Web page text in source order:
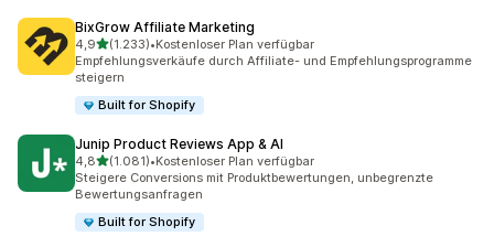
BixGrow Affiliate Marketing
4,9von 5 Sternen
(1.233)
1233 Rezensionen insgesamt
•Kostenloser Plan verfügbar
Empfehlungsverkäufe durch Affiliate- und Empfehlungsprogramme
steigern
Built for Shopify
Junip Product Reviews App & AI
4,8von 5 Sternen
(1.081)
1081 Rezensionen insgesamt
•Kostenloser Plan verfügbar
Steigere Conversions mit Produktbewertungen, unbegrenzte
Bewertungsanfragen
Built for Shopify